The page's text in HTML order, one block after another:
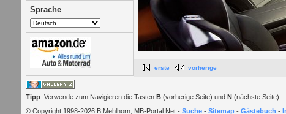
Sprache
erste vorherige
Tipp: Verwende zum Navigieren die Tasten B(vorherige Seite) und N(nächste Seite).
© Copyright 1998-2026 B.Mehlhorn, MB-Portal.Net - Suche- Sitemap- Gästebuch -